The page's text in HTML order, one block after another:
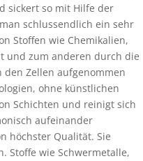
sickert so mit Hilfe der
schlussendlich ein sehr
Stoffen wie Chemikalien,
und zum anderen durch die
Zellen aufgenommen
ohne künstlichen
Schichten und reinigt sich
aufeinander
höchster Qualität. Sie
Stoffe wie Schwermetalle,